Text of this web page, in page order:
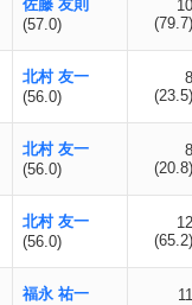
佐藤 友則
(57.0)
10
(79.7)
北村 友一
(56.0)
8
(23.5)
北村 友一
(56.0)
8
(20.8)
北村 友一
(56.0)
12
(65.2)
福永 祐一
11